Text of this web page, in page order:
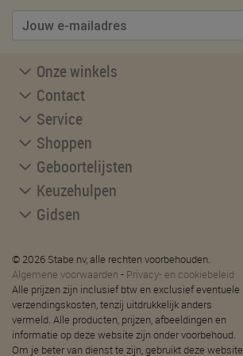
Onze winkels
Contact
Service
Shoppen
Geboortelijsten
Keuzehulpen
Gidsen
© 2026 Stabe nv, alle rechten voorbehouden.
Algemene voorwaarden - Privacy- en cookiebeleid
Alle prijzen zijn inclusief btw en exclusief eventuele
verzendingskosten, tenzij uitdrukkelijk anders
vermeld. Alle producten, prijzen, afbeeldingen en
informatie op deze website zijn onder voorbehoud.
Om je beter van dienst te zijn, gebruikt deze website